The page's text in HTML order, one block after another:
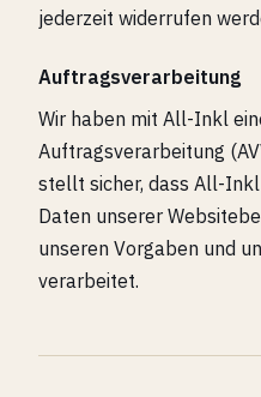
jederzeit widerrufen
Auftragsverarbeitung
Wir haben mit All-Inkl
Auftragsverarbeitung
stellt sicher, dass All-
Daten unserer
unseren Vorgaben und
verarbeitet.